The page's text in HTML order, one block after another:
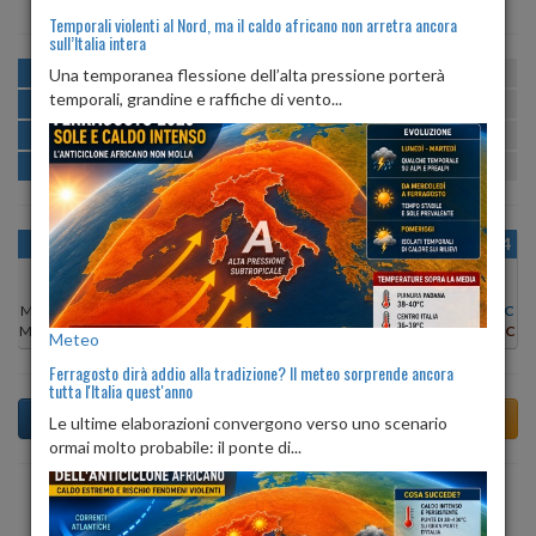
MATTINA min:22º max:25º U:
POMERIGGIO min:26º max:27º
SERA min:23º max:29º U:76% 82%
NOTTE min: 22º max:24º U:88%
OGGI
Min:
22°C
Max:25°C
DOM 09
Min:
Max:26°C
LUN 10
Min:21°C
Max:27°C
MAR 11
Min:
23°C
Max:28°C
MER 12
Max:26°C
GIO 13
Min:22°C
Max:25°C
VEN 14
22°C
Max:25°C
Previsioni del Tempo a Albinea tra 5 giorni
Temporali violenti al Nord, ma il caldo africano non arretra ancora
sull’Italia intera
Una temporanea flessione dell’alta pressione porterà
temporali, grandine e raffiche di vento...
Meteo
Ferragosto dirà addio alla tradizione? Il meteo sorprende ancora
tutta l'Italia quest'anno
Le ultime elaborazioni convergono verso uno scenario
ormai molto probabile: il ponte di...